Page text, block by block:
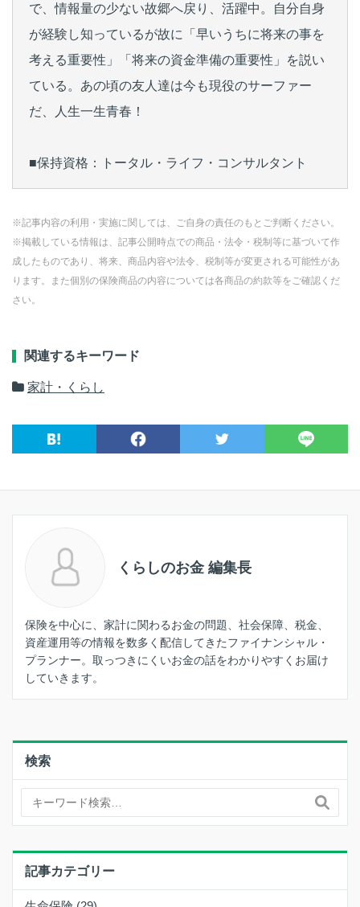
で、情報量の少ない故郷へ戻り、活躍中。自分自身
が経験し知っているが故に「早いうちに将来の事を
考える重要性」「将来の資金準備の重要性」を説い
ている。あの頃の友人達は今も現役のサーファー
だ、人生一生青春！
■保持資格：トータル・ライフ・コンサルタント
※記事内容の利用・実施に関しては、ご自身の責任のもとご判断ください。
※掲載している情報は、記事公開時点での商品・法令・税制等に基づいて作
成したものであり、将来、商品内容や法令、税制等が変更される可能性があ
ります。また個別の保険商品の内容については各商品の約款等をご確認くだ
さい。
関連するキーワード
家計・くらし
くらしのお金 編集長
保険を中心に、家計に関わるお金の問題、社会保障、税金、
資産運用等の情報を数多く配信してきたファイナンシャル・
プランナー。取っつきにくいお金の話をわかりやすくお届け
していきます。
検索
記事カテゴリー